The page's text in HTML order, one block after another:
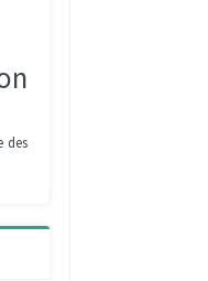
des